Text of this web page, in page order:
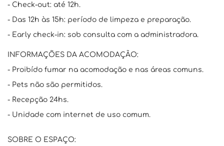
- Check-out: até 12h.
- Das 12h às 15h: período de limpeza e preparação.
- Early check-in: sob consulta com a administradora.
INFORMAÇÕES DA ACOMODAÇÃO:
- Proibído fumar na acomodação e nas áreas comuns.
- Pets não são permitidos.
- Recepção 24hs.
- Unidade com internet de uso comum.
SOBRE O ESPAÇO: